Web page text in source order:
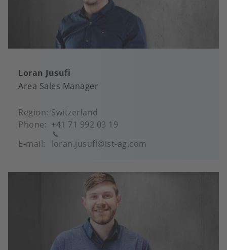
Loran Jusufi
Area Sales Manager
Region Switzerland
Phone
+41 71 992 03 19
E-mail
loran.jusufi@ist-ag.com